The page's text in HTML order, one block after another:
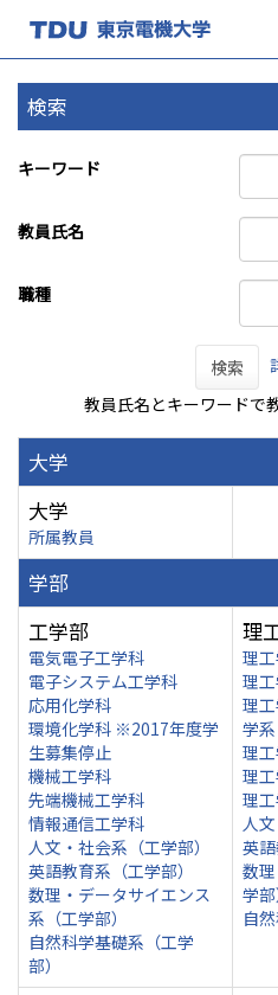
検索
キーワード
教員氏名
職種
検索
教員氏名とキーワードで
大学
大学
所属教員
学部
工学部
電気電子工学科
電子システム工学科
応用化学科
環境化学科 ※2017年度学
生募集停止
機械工学科
先端機械工学科
情報通信工学科
人文・社会系（工学部）
英語教育系（工学部）
数理・データサイエンス
系（工学部）
自然科学基礎系（工学
部）
理
理
理
理
学系
理
理
理
人文
英語
数
学部
自